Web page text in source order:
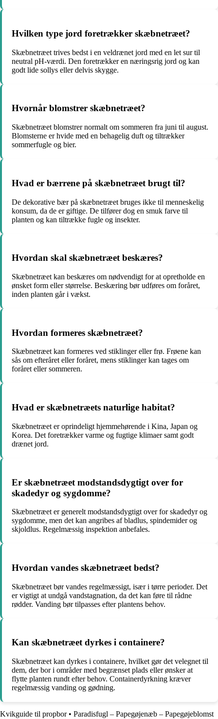
Hvilken type jord foretrækker skæbnetræet?
Skæbnetræet trives bedst i en veldrænet jord med en let sur til
neutral pH-værdi. Den foretrækker en næringsrig jord og kan
godt lide sollys eller delvis skygge.
Hvornår blomstrer skæbnetræet?
Skæbnetræet blomstrer normalt om sommeren fra juni til august.
Blomsterne er hvide med en behagelig duft og tiltrækker
sommerfugle og bier.
Hvad er bærrene på skæbnetræet brugt til?
De dekorative bær på skæbnetræet bruges ikke til menneskelig
konsum, da de er giftige. De tilfører dog en smuk farve til
planten og kan tiltrække fugle og insekter.
Hvordan skal skæbnetræet beskæres?
Skæbnetræet kan beskæres om nødvendigt for at opretholde en
ønsket form eller størrelse. Beskæring bør udføres om foråret,
inden planten går i vækst.
Hvordan formeres skæbnetræet?
Skæbnetræet kan formeres ved stiklinger eller frø. Frøene kan
sås om efteråret eller foråret, mens stiklinger kan tages om
foråret eller sommeren.
Hvad er skæbnetræets naturlige habitat?
Skæbnetræet er oprindeligt hjemmehørende i Kina, Japan og
Korea. Det foretrækker varme og fugtige klimaer samt godt
drænet jord.
Er skæbnetræet modstandsdygtigt over for
skadedyr og sygdomme?
Skæbnetræet er generelt modstandsdygtigt over for skadedyr og
sygdomme, men det kan angribes af bladlus, spindemider og
skjoldlus. Regelmæssig inspektion anbefales.
Hvordan vandes skæbnetræet bedst?
Skæbnetræet bør vandes regelmæssigt, især i tørre perioder. Det
er vigtigt at undgå vandstagnation, da det kan føre til rådne
rødder. Vanding bør tilpasses efter plantens behov.
Kan skæbnetræet dyrkes i containere?
Skæbnetræet kan dyrkes i containere, hvilket gør det velegnet til
dem, der bor i områder med begrænset plads eller ønsker at
flytte planten rundt efter behov. Containerdyrkning kræver
regelmæssig vanding og gødning.
Kvikguide til propbor• Paradisfugl – Papegøjenæb – Papegøjeblomst